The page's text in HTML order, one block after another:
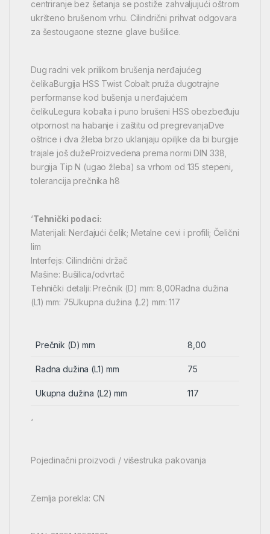
centriranje bez šetanja se postiže zahvaljujući oštrom
ukršteno brušenom vrhu. Cilindrični prihvat odgovara
za šestougaone stezne glave bušilice.
Dug radni vek prilikom brušenja nerđajućeg
čelikaBurgija HSS Twist Cobalt pruža dugotrajne
performanse kod bušenja u nerđajućem
čelikuLegura kobalta i puno brušeni HSS obezbeđuju
otpornost na habanje i zaštitu od pregrevanjaDve
oštrice i dva žleba brzo uklanjaju opiljke da bi burgije
trajale još dužeProizvedena prema normi DIN 338,
burgija Tip N (ugao žleba) sa vrhom od 135 stepeni,
tolerancija prečnika h8
‘Tehnički podaci:
Materijali: Nerđajući čelik; Metalne cevi i profili; Čelični
lim
Interfejs: Cilindrični držač
Mašine: Bušilica/odvrtač
Tehnički detalji: Prečnik (D) mm: 8,00Radna dužina
(L1) mm: 75Ukupna dužina (L2) mm: 117
Prečnik (D) mm 8,00
Radna dužina (L1) mm 75
Ukupna dužina (L2) mm 117
‘
Pojedinačni proizvodi / višestruka pakovanja
Zemlja porekla: CN